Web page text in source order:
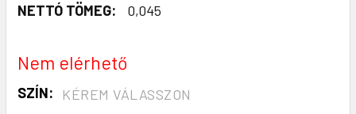
NETTÓ TÖMEG:
0,045
Nem elérhető
SZÍN: KÉREM VÁLASSZON